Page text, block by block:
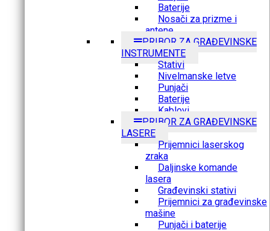
Baterije
Nosači za prizme i
antene
PRIBOR ZA GRAĐEVINSKE
INSTRUMENTE
Stativi
Nivelmanske letve
Punjači
Baterije
Kablovi
PRIBOR ZA GRAĐEVINSKE
LASERE
Prijemnici laserskog
zraka
Daljinske komande
lasera
Građevinski stativi
Prijemnici za građevinske
mašine
Punjači i baterije